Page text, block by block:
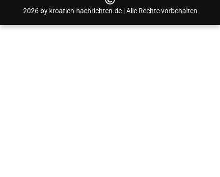
2026 by kroatien-nachrichten.de | Alle Rechte vorbehalten